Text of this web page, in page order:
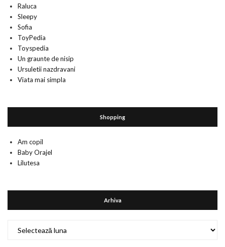
Raluca
Sleepy
Sofia
ToyPedia
Toyspedia
Un graunte de nisip
Ursuletii nazdravani
Viata mai simpla
Shopping
Am copil
Baby Orajel
Lilutesa
Arhiva